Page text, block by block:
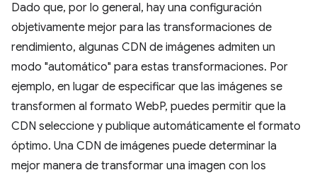
Dado que, por lo general, hay una configuración
objetivamente mejor para las transformaciones de
rendimiento, algunas CDN de imágenes admiten un
modo "automático" para estas transformaciones. Por
ejemplo, en lugar de especificar que las imágenes se
transformen al formato WebP, puedes permitir que la
CDN seleccione y publique automáticamente el formato
óptimo. Una CDN de imágenes puede determinar la
mejor manera de transformar una imagen con los